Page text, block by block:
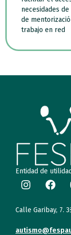
necesidades
de
trabajo en red
Entidad de
Calle Garibay, 7.